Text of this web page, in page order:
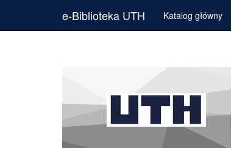
e-Biblioteka UTH Katalog główny